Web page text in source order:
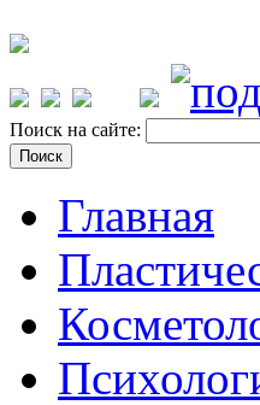
Поиск на сайте:
Главная